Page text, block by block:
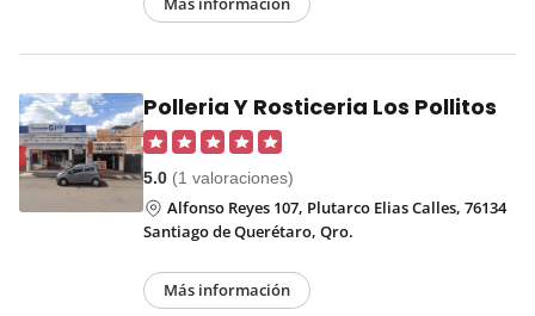
Polleria Y Rosticeria Los Pollitos
5.0 (1 valoraciones)
Alfonso Reyes 107, Plutarco Elias Calles, 76134
Santiago de Querétaro, Qro.
Más información